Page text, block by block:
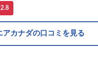
アカナダの口コミを見る